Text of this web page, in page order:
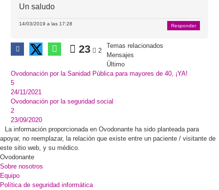
Un saludo
14/03/2019 a las 17:28 Responder
23 2
Temas relacionados
Mensajes
Último
Ovodonación por la Sanidad Pública para mayores de 40, ¡YA!
5
24/11/2021
Ovodonación por la seguridad social
2
23/09/2020
La información proporcionada en Ovodonante ha sido planteada para
apoyar, no reemplazar, la relación que existe entre un paciente / visitante de
este sitio web, y su médico.
Ovodonante
Sobre nosotros
Equipo
Política de seguridad informática